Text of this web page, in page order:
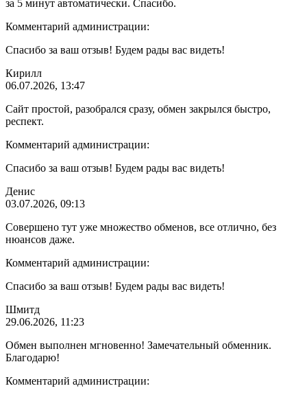
за 5 минут автоматически. Спасибо.
Комментарий администрации:
Спасибо за ваш отзыв! Будем рады вас видеть!
Кирилл
06.07.2026, 13:47
Сайт простой, разобрался сразу, обмен закрылся быстро,
респект.
Комментарий администрации:
Спасибо за ваш отзыв! Будем рады вас видеть!
Денис
03.07.2026, 09:13
Совершено тут уже множество обменов, все отлично, без
нюансов даже.
Комментарий администрации:
Спасибо за ваш отзыв! Будем рады вас видеть!
Шмитд
29.06.2026, 11:23
Обмен выполнен мгновенно! Замечательный обменник.
Благодарю!
Комментарий администрации: